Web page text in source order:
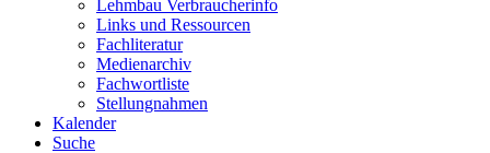
Lehmbau Verbraucherinfo
Links und Ressourcen
Fachliteratur
Medienarchiv
Fachwortliste
Stellungnahmen
Kalender
Suche